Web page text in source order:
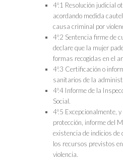
4º.1 Resolución judicial
acordando medida
causa criminal por
4º.2 Sentencia firme de
declare que la mujer
formas recogidas en el
4º.3 Certificación o
sanitarios de la
4º.4 Informe de la
Social.
4º.5 Excepcionalmente,
protección, informe del
existencia de indicios de
los recursos previstos
violencia.